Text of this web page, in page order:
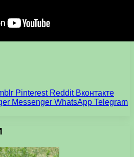
Pinterest Reddit Вконтакте
Messenger WhatsApp Telegram